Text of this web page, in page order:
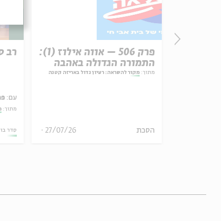
רב
עם:
מתוך:
סדר
פרק 506 – אווה אילוז (1):
התמורה הגדולה באהבה
מתוך: מקור להשראה: רעיון גדול באריזה קטנה
הסכת 27/07/26